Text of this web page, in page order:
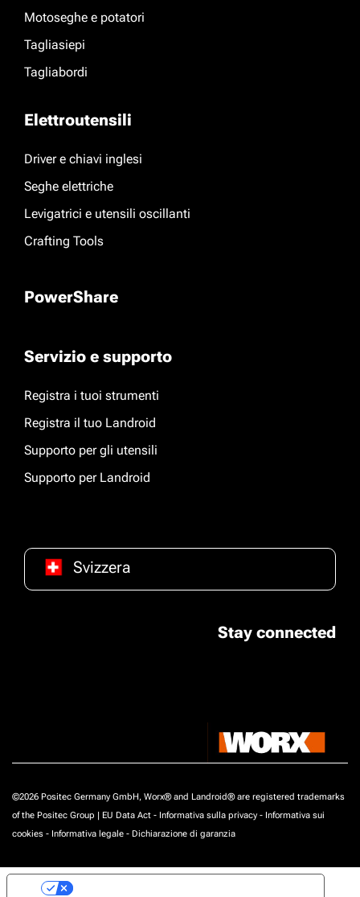
Motoseghe e potatori
Tagliasiepi
Tagliabordi
Elettroutensili
Driver e chiavi inglesi
Seghe elettriche
Levigatrici e utensili oscillanti
Crafting Tools
PowerShare
Servizio e supporto
Registra i tuoi strumenti
Registra il tuo Landroid
Supporto per gli utensili
Supporto per Landroid
Svizzera
Stay connected
©2026 Positec Germany GmbH, Worx® and Landroid® are registered trademarks
of the Positec Group | EU Data Act - Informativa sulla privacy - Informativa sui
cookies - Informativa legale - Dichiarazione di garanzia
Le tue preferenze relative alla privacy